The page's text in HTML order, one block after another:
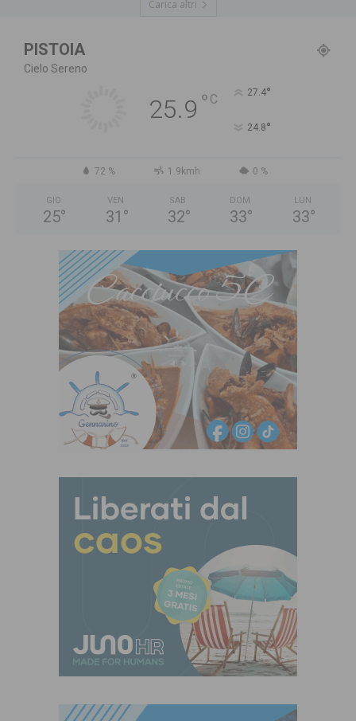
Carica altri
PISTOIA
Cielo Sereno
25.9 ° C 27.4°
24.8°
72 % 1.9kmh 0 %
GIO
25°
VEN
31 °
SAB
32°
DOM
33°
LUN
33°